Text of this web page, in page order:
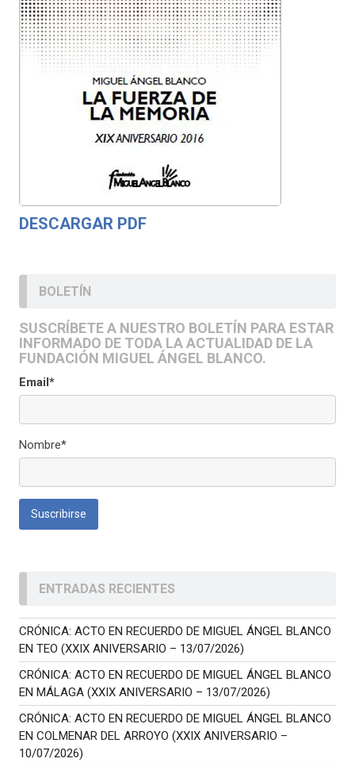
DESCARGAR PDF
BOLETÍN
SUSCRÍBETE A NUESTRO BOLETÍN PARA ESTAR
INFORMADO DE TODA LA ACTUALIDAD DE LA
FUNDACIÓN MIGUEL ÁNGEL BLANCO.
Email*
Nombre*
ENTRADAS RECIENTES
CRÓNICA: ACTO EN RECUERDO DE MIGUEL ÁNGEL BLANCO
EN TEO (XXIX ANIVERSARIO – 13/07/2026)
CRÓNICA: ACTO EN RECUERDO DE MIGUEL ÁNGEL BLANCO
EN MÁLAGA (XXIX ANIVERSARIO – 13/07/2026)
CRÓNICA: ACTO EN RECUERDO DE MIGUEL ÁNGEL BLANCO
EN COLMENAR DEL ARROYO (XXIX ANIVERSARIO –
10/07/2026)